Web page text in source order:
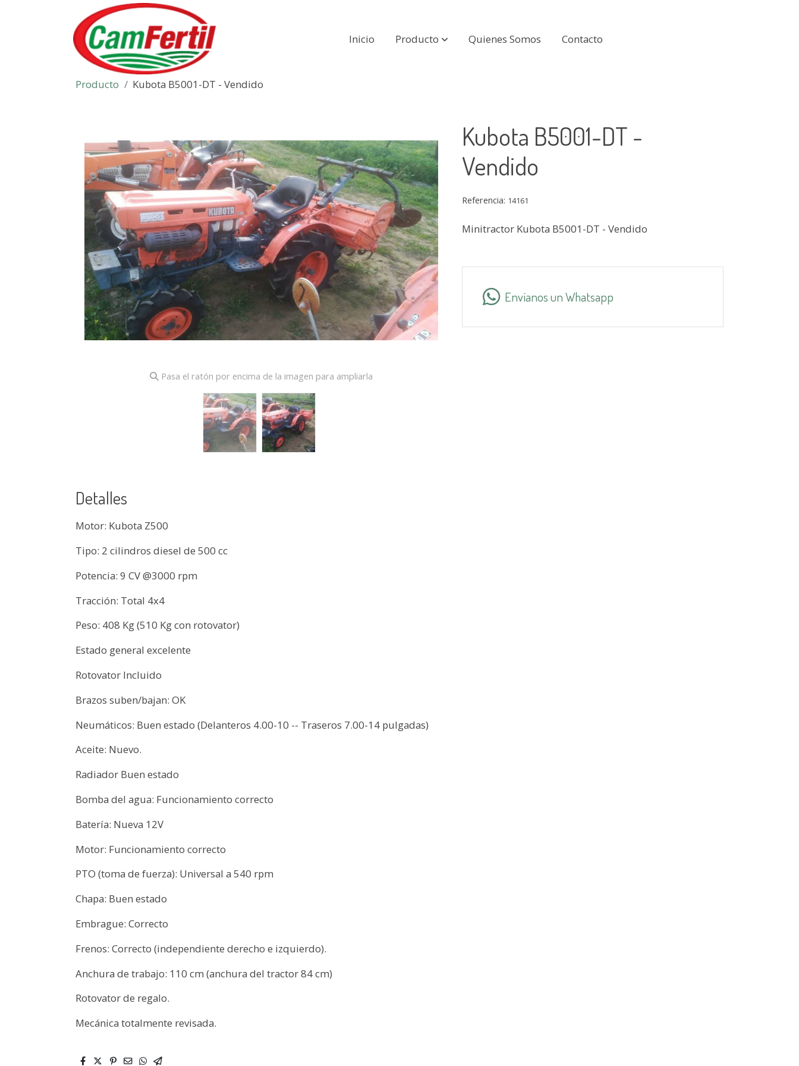
Inicio Producto Quienes Somos Contacto
Producto Kubota B5001-DT - Vendido
Pasa el ratón por encima de la imagen para ampliarla
Detalles
Motor: Kubota Z500
Tipo: 2 cilindros diesel de 500 cc
Potencia: 9 CV @3000 rpm
Tracción: Total 4x4
Peso: 408 Kg (510 Kg con rotovator)
Estado general excelente
Rotovator Incluido
Brazos suben/bajan: OK
Neumáticos: Buen estado (Delanteros 4.00-10 -- Traseros 7.00-14 pulgadas)
Aceite: Nuevo.
Radiador Buen estado
Bomba del agua: Funcionamiento correcto
Batería: Nueva 12V
Motor: Funcionamiento correcto
PTO (toma de fuerza): Universal a 540 rpm
Chapa: Buen estado
Embrague: Correcto
Frenos: Correcto (independiente derecho e izquierdo).
Anchura de trabajo: 110 cm (anchura del tractor 84 cm)
Rotovator de regalo.
Mecánica totalmente revisada.
Kubota B5001-DT -
Vendido
Referencia: 14161
Minitractor Kubota B5001-DT - Vendido
Envíanos un Whatsapp